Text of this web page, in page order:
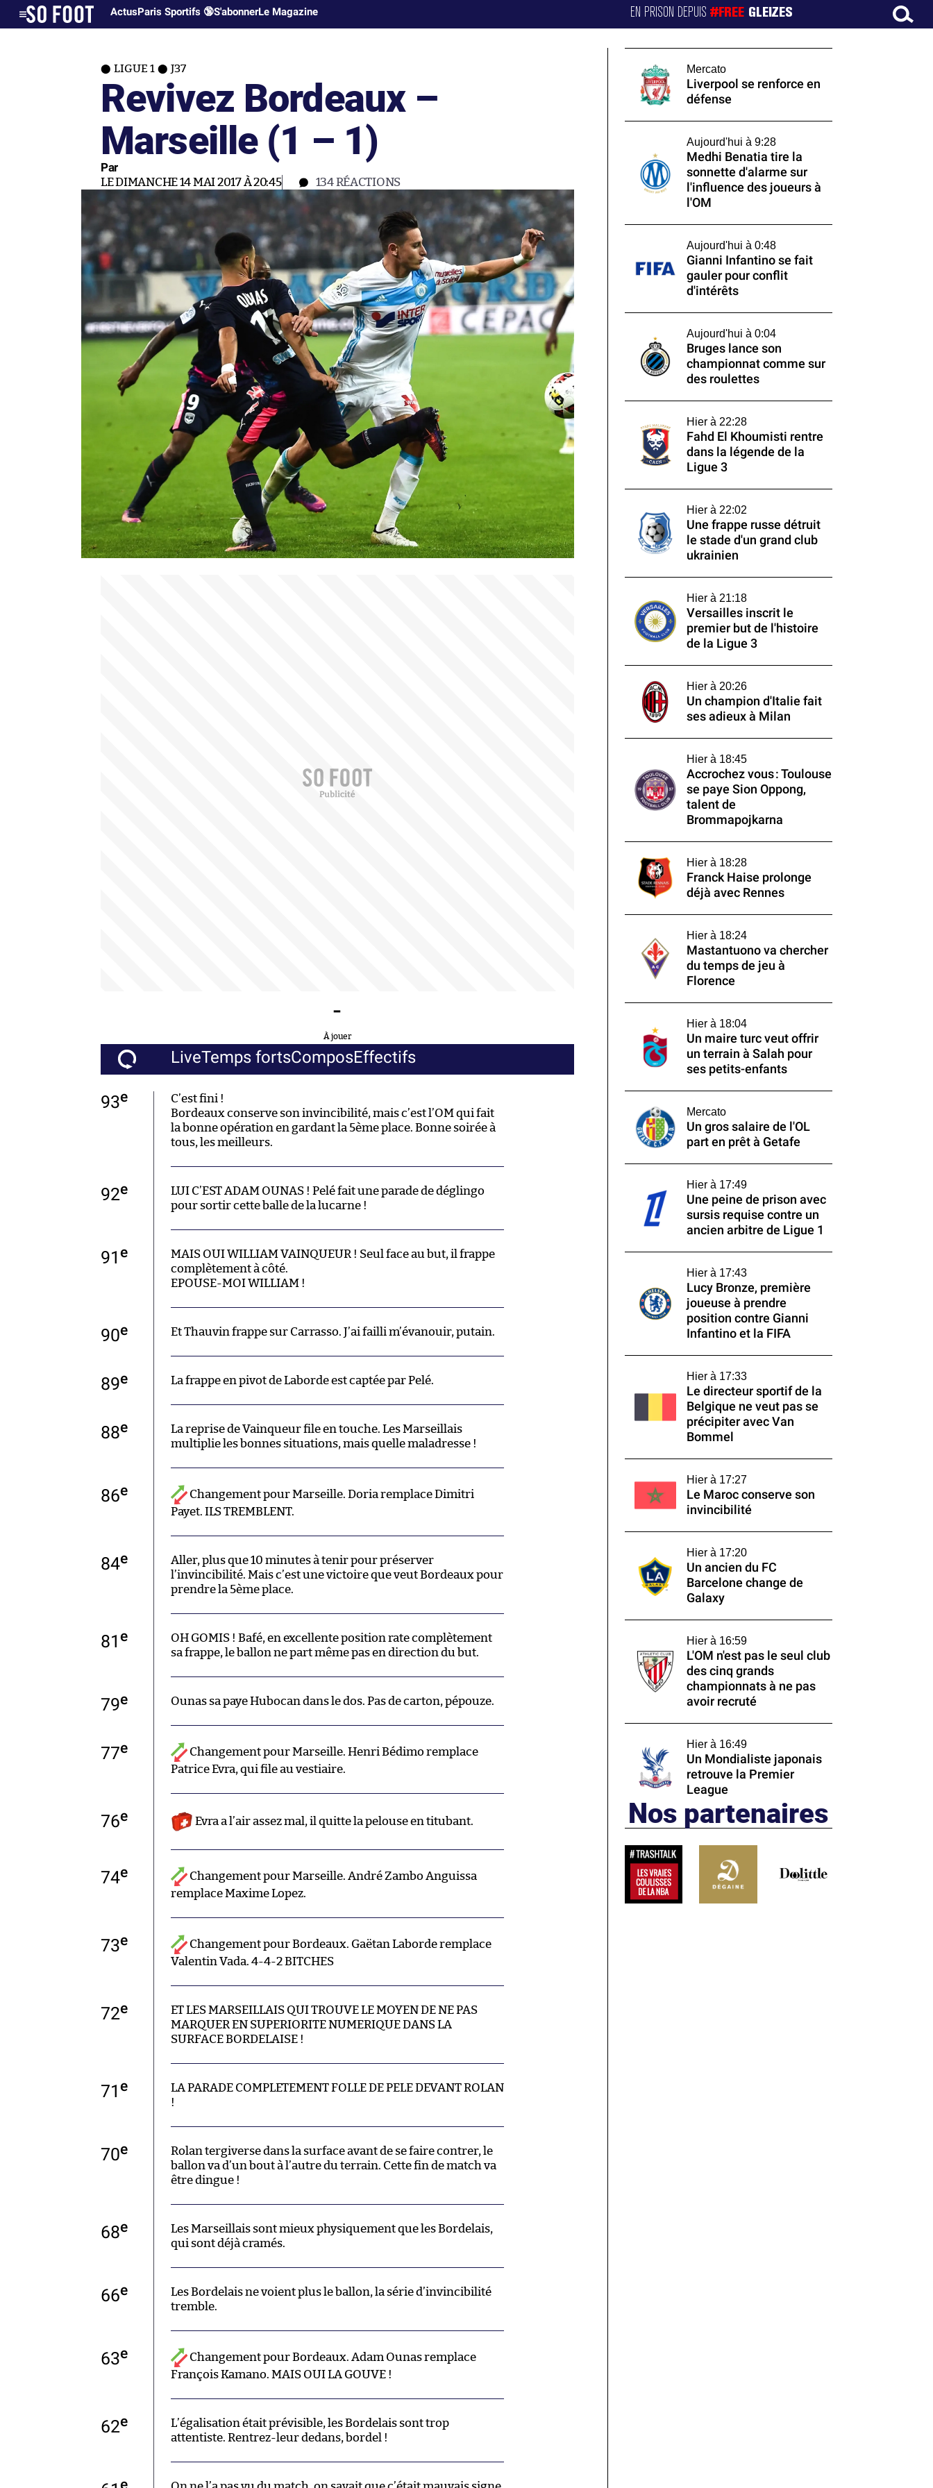
ActusParis Sportifs 🔞S'abonnerLe Magazine EN PRISON DEPUIS#FREE GLEIZES
LIGUE 1 J37
Revivez Bordeaux –
Marseille (1 – 1)
Par
LE DIMANCHE 14 MAI 2017 À 20:45 134RÉACTIONS
-
À jouer
LiveTemps fortsComposEffectifs
93e
C’est fini !
Bordeaux conserve son invincibilité, mais c’est l’OM qui fait
la bonne opération en gardant la 5ème place. Bonne soirée à
tous, les meilleurs.
92e
LUI C’EST ADAM OUNAS ! Pelé fait une parade de déglingo
pour sortir cette balle de la lucarne !
91 e
MAIS OUI WILLIAM VAINQUEUR ! Seul face au but, il frappe
complètement à côté.
EPOUSE-MOI WILLIAM !
90e Et Thauvin frappe sur Carrasso. J’ai failli m’évanouir, putain.
89e La frappe en pivot de Laborde est captée par Pelé.
88e
La reprise de Vainqueur file en touche. Les Marseillais
multiplie les bonnes situations, mais quelle maladresse !
86e
Changement pour Marseille. Doria remplace Dimitri
Payet. ILS TREMBLENT.
84e
Aller, plus que 10 minutes à tenir pour préserver
l’invincibilité. Mais c’est une victoire que veut Bordeaux pour
prendre la 5ème place.
81 e
OH GOMIS ! Bafé, en excellente position rate complètement
sa frappe, le ballon ne part même pas en direction du but.
79e Ounas sa paye Hubocan dans le dos. Pas de carton, pépouze.
77e
Changement pour Marseille. Henri Bédimo remplace
Patrice Evra, qui file au vestiaire.
76e Evra a l’air assez mal, il quitte la pelouse en titubant.
74e
Changement pour Marseille. André Zambo Anguissa
remplace Maxime Lopez.
73e
Changement pour Bordeaux. Gaëtan Laborde remplace
Valentin Vada. 4-4-2 BITCHES
72e
ET LES MARSEILLAIS QUI TROUVE LE MOYEN DE NE PAS
MARQUER EN SUPERIORITE NUMERIQUE DANS LA
SURFACE BORDELAISE !
71 e
LA PARADE COMPLETEMENT FOLLE DE PELE DEVANT ROLAN
!
70e
Rolan tergiverse dans la surface avant de se faire contrer, le
ballon va d’un bout à l’autre du terrain. Cette fin de match va
être dingue !
68e
Les Marseillais sont mieux physiquement que les Bordelais,
qui sont déjà cramés.
66e
Les Bordelais ne voient plus le ballon, la série d’invincibilité
tremble.
63e
Changement pour Bordeaux. Adam Ounas remplace
François Kamano. MAIS OUI LA GOUVE !
62e
L’égalisation était prévisible, les Bordelais sont trop
attentiste. Rentrez-leur dedans, bordel !
e
Mercato
Liverpool se renforce en
défense
Aujourd'hui à 9:28
Medhi Benatia tire la
sonnette d'alarme sur
l'influence des joueurs à
l'OM
Aujourd'hui à 0:48
Gianni Infantino se fait
gauler pour conflit
d'intérêts
Aujourd'hui à 0:04
Bruges lance son
championnat comme sur
des roulettes
Hier à 22:28
Fahd El Khoumisti rentre
dans la légende de la
Ligue 3
Hier à 22:02
Une frappe russe détruit
le stade d'un grand club
ukrainien
Hier à 21:18
Versailles inscrit le
premier but de l'histoire
de la Ligue 3
Hier à 20:26
Un champion d'Italie fait
ses adieux à Milan
Hier à 18:45
Accrochez vous : Toulouse
se paye Sion Oppong,
talent de
Brommapojkarna
Hier à 18:28
Franck Haise prolonge
déjà avec Rennes
Hier à 18:24
Mastantuono va chercher
du temps de jeu à
Florence
Hier à 18:04
Un maire turc veut offrir
un terrain à Salah pour
ses petits-enfants
Mercato
Un gros salaire de l'OL
part en prêt à Getafe
Hier à 17:49
Une peine de prison avec
sursis requise contre un
ancien arbitre de Ligue 1
Hier à 17:43
Lucy Bronze, première
joueuse à prendre
position contre Gianni
Infantino et la FIFA
Hier à 17:33
Le directeur sportif de la
Belgique ne veut pas se
précipiter avec Van
Bommel
Hier à 17:27
Le Maroc conserve son
invincibilité
Hier à 17:20
Un ancien du FC
Barcelone change de
Galaxy
Hier à 16:59
L'OM n'est pas le seul club
des cinq grands
championnats à ne pas
avoir recruté
Hier à 16:49
Un Mondialiste japonais
retrouve la Premier
League
Nos partenaires